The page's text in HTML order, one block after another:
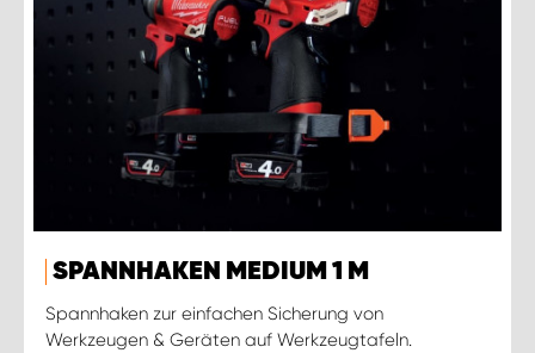
SPANNHAKEN MEDIUM 1 M
Spannhaken zur einfachen Sicherung von
Werkzeugen & Geräten auf Werkzeugtafeln.